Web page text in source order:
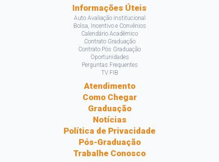
Informações Úteis
Auto Avaliação Institucional
Bolsa, Incentivo e Convênios
Calendário Acadêmico
Contrato Graduação
Contrato Pós Graduação
Oportunidades
Perguntas Frequentes
TV FIB
Atendimento
Como Chegar
Graduação
Notícias
Política de Privacidade
Pós-Graduação
Trabalhe Conosco